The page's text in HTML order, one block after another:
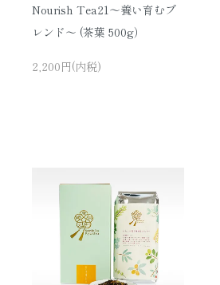
Nourish Tea21〜養い育むブ
レンド〜 (茶葉 500g）
2,200円(内税)